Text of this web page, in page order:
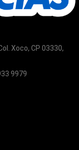
Xoco, CP 03330,
9979